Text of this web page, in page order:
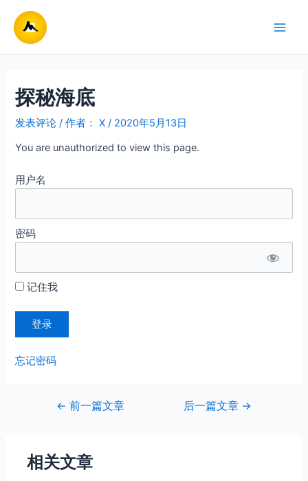
探秘海底
发表评论 / 作者： X/ 2020年5月13日
You are unauthorized to view this page.
用户名
密码
记住我
忘记密码
航
← 前一篇文章 后一篇文章 →
相关文章